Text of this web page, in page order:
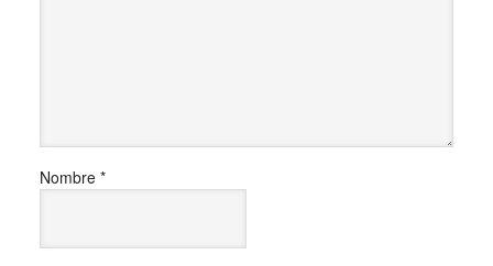
Nombre *